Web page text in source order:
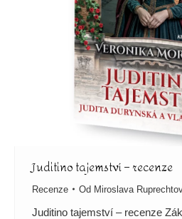
Juditino tajemství – recenze
Recenze Od Miroslava
Juditino tajemství – recenze